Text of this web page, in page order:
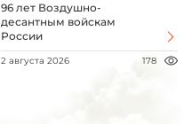
96 лет Воздушно-
десантным войскам
России
2 августа 2026 178